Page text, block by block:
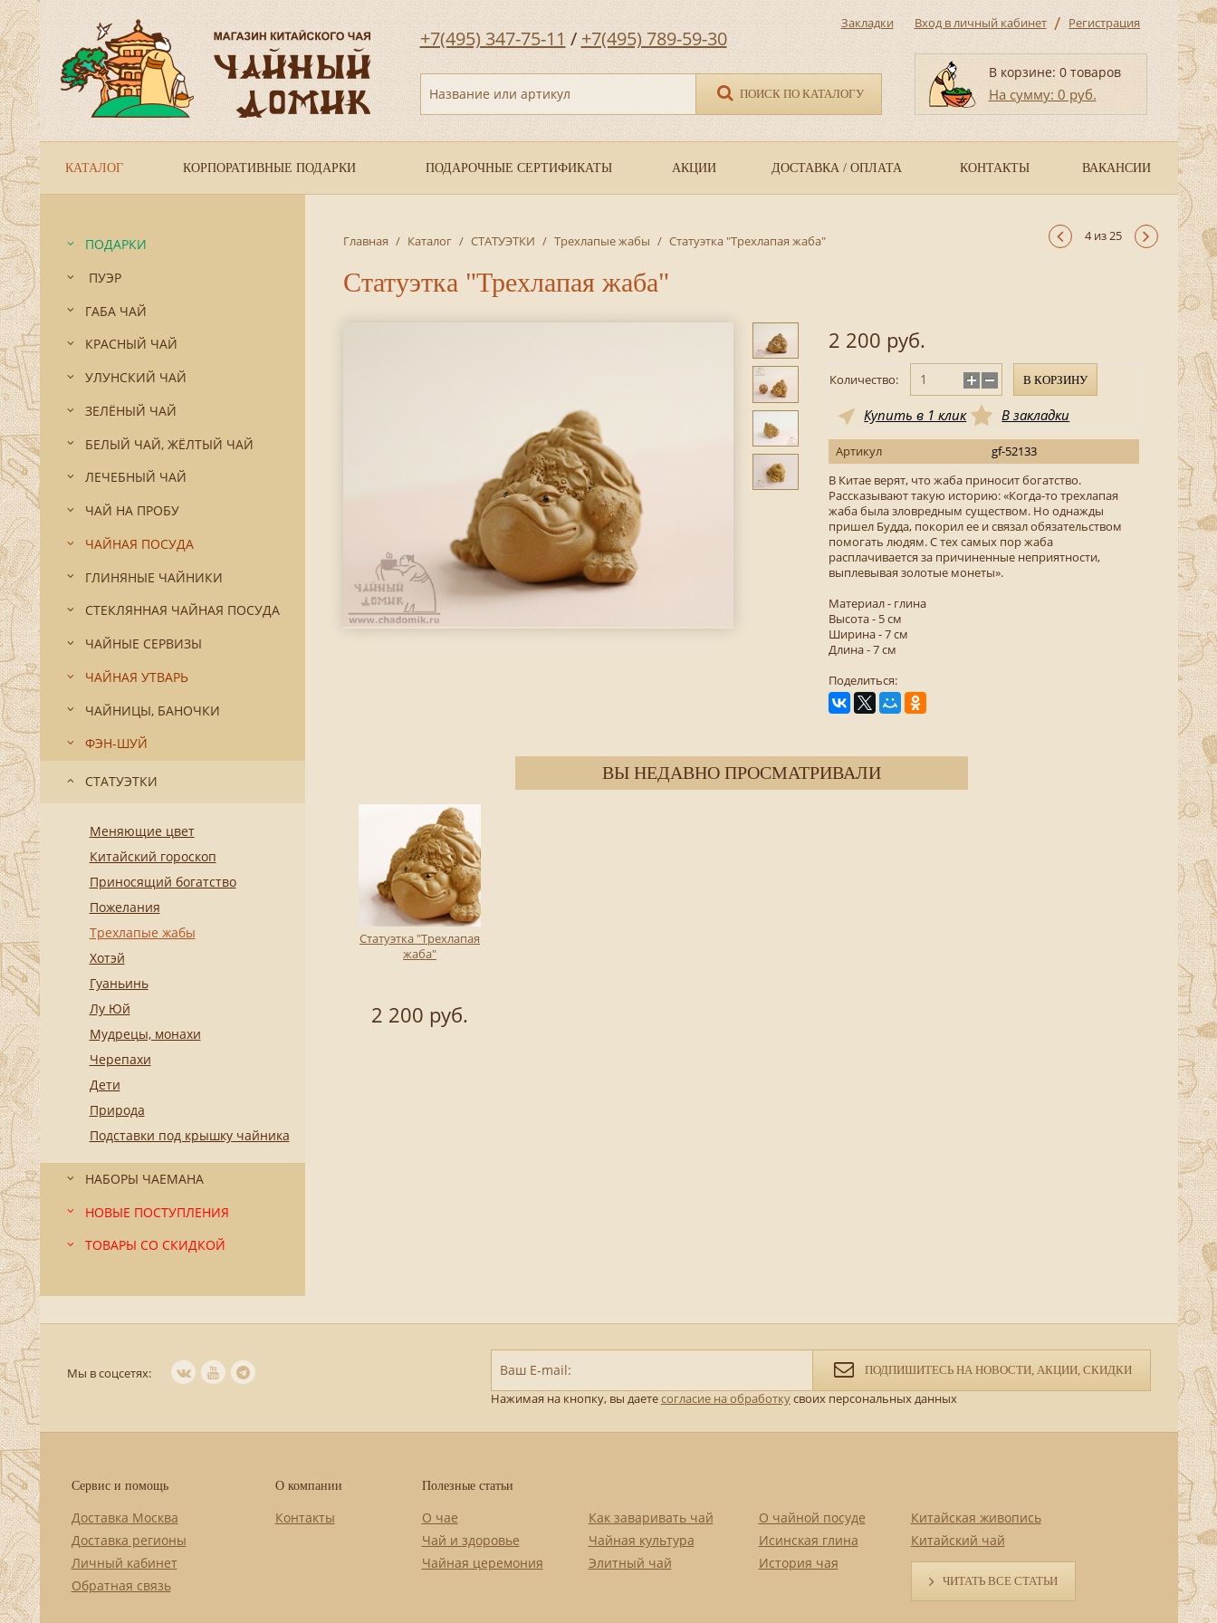
+7(495) 347-75-11 / +7(495) 789-59-30
Название или артикул ПОИСК ПО КАТАЛОГУ
Закладки Вход в личный кабинет / Регистрация
В корзине: 0 товаров
На сумму: 0 руб.
КАТАЛОГ КОРПОРАТИВНЫЕ ПОДАРКИ ПОДАРОЧНЫЕ СЕРТИФИКАТЫ АКЦИИ ДОСТАВКА / ОПЛАТА КОНТАКТЫ ВАКАНСИИ
ПОДАРКИ
ПУЭР
ГАБА ЧАЙ
КРАСНЫЙ ЧАЙ
УЛУНСКИЙ ЧАЙ
ЗЕЛЁНЫЙ ЧАЙ
БЕЛЫЙ ЧАЙ, ЖЁЛТЫЙ ЧАЙ
ЛЕЧЕБНЫЙ ЧАЙ
ЧАЙ НА ПРОБУ
ЧАЙНАЯ ПОСУДА
ГЛИНЯНЫЕ ЧАЙНИКИ
СТЕКЛЯННАЯ ЧАЙНАЯ ПОСУДА
ЧАЙНЫЕ СЕРВИЗЫ
ЧАЙНАЯ УТВАРЬ
ЧАЙНИЦЫ, БАНОЧКИ
ФЭН-ШУЙ
СТАТУЭТКИ
Меняющие цвет
Китайский гороскоп
Приносящий богатство
Пожелания
Трехлапые жабы
Хотэй
Гуаньинь
Лу Юй
Мудрецы, монахи
Черепахи
Дети
Природа
Подставки под крышку чайника
НАБОРЫ ЧАЕМАНА
НОВЫЕ ПОСТУПЛЕНИЯ
ТОВАРЫ СО СКИДКОЙ
Главная / Каталог / СТАТУЭТКИ / Трехлапые жабы / Статуэтка "Трехлапая жаба"
Статуэтка "Трехлапая жаба"
4 из 25
2 200 руб.
Количество: В КОРЗИНУ
Купить в 1 клик В закладки
Артикул
gf-52133
В Китае верят, что жаба приносит богатство.
Рассказывают такую историю: «Когда-то трехлапая
жаба была зловредным существом. Но однажды
пришел Будда, покорил ее и связал обязательством
помогать людям. С тех самых пор жаба
расплачивается за причиненные неприятности,
выплевывая золотые монеты».
Материал - глина
Высота - 5 см
Ширина - 7 см
Длина - 7 см
Поделиться:
ВЫ НЕДАВНО ПРОСМАТРИВАЛИ
Статуэтка "Трехлапая
жаба"
2 200 руб.
Ваш E-mail: ПОДПИШИТЕСЬ НА НОВОСТИ, АКЦИИ, СКИДКИ
Нажимая на кнопку, вы даетесогласие на обработкусвоих персональных данных
Мы в соцсетях:
Сервис и помощь
Доставка Москва
Доставка регионы
Личный кабинет
Обратная связь
О компании
Контакты
Полезные статьи
О чае
Чай и здоровье
Чайная церемония
Как заваривать чай
Чайная культура
Элитный чай
О чайной посуде
Исинская глина
История чая
Китайская живопись
Китайский чай
ЧИТАТЬ ВСЕ СТАТЬИ